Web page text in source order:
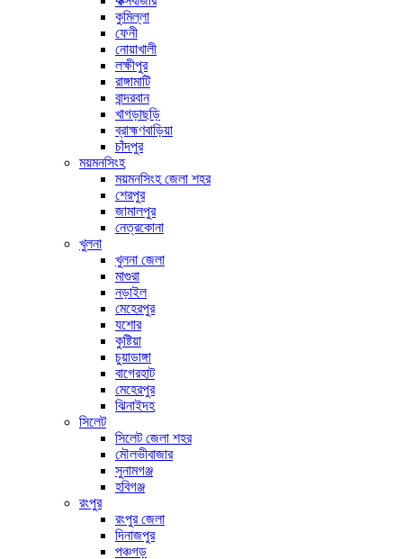
কুমিল্লা
ফেনী
নোয়াখালী
লক্ষীপুর
রাঙ্গামাটি
বান্দরবান
খাগড়াছড়ি
ব্রাহ্মণবাড়িয়া
চাঁদপুর
ময়মনসিংহ
ময়মনসিংহ জেলা শহর
শেরপুর
জামালপুর
নেত্রকোনা
খুলনা
খুলনা জেলা
মাগুরা
নড়াইল
মেহেরপুর
যশোর
কুষ্টিয়া
চুয়াডাঙ্গা
বাগেরহাট
মেহেরপুর
ঝিনাইদহ
সিলেট
সিলেট জেলা শহর
মৌলভীবাজার
সুনামগঞ্জ
হবিগঞ্জ
রংপুর
রংপুর জেলা
দিনাজপুর
পঞ্চগড়